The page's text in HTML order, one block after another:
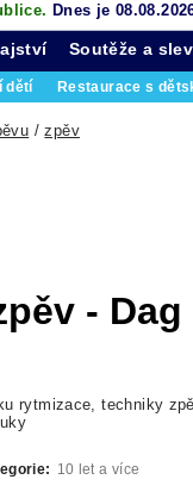
Dnes je
dětí Restaurace s
Soutěže a
/zpěv
- Dag
rytmizace, techniky
10 let a více